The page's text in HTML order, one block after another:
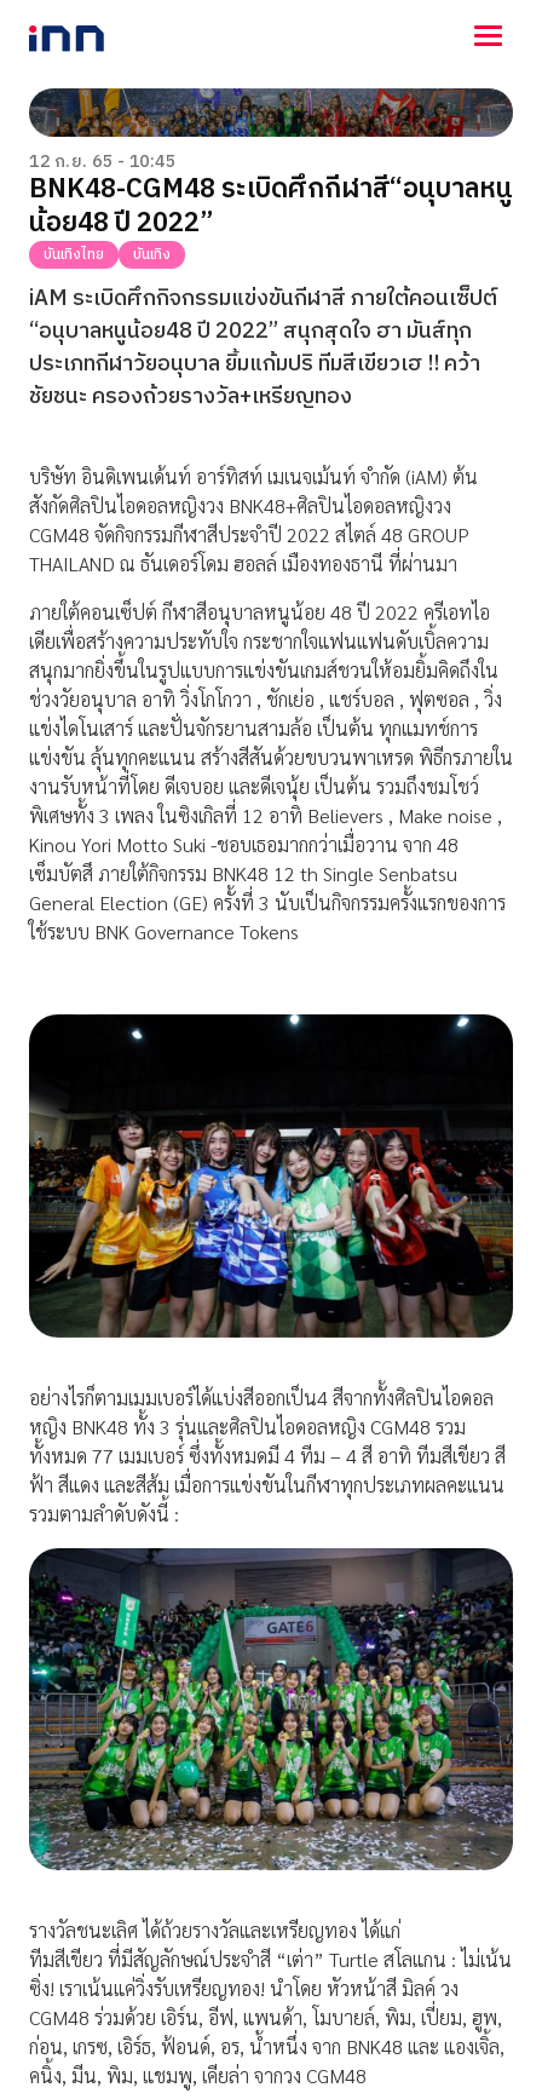
NEWS
ENTERTAINMENT
LIFESTYLE
HOROSCOPE
LOTTERY
VIDEO
ร่วมด้วยช่วยกัน
12 ก.ย. 65 - 10:45
BNK48-CGM48 ระเบิดศึกกีฬาสี“อนุบาลหนู
น้อย48 ปี 2022”
บันเทิงไทย บันเทิง
iAM ระเบิดศึกกิจกรรมแข่งขันกีฬาสี ภายใต้คอนเซ็ปต์
“อนุบาลหนูน้อย48 ปี 2022” สนุกสุดใจ ฮา มันส์ทุก
ประเภทกีฬาวัยอนุบาล ยิ้มแก้มปริ ทีมสีเขียวเฮ !! คว้า
ชัยชนะ ครองถ้วยรางวัล+เหรียญทอง
บริษัท อินดิเพนเด้นท์ อาร์ทิสท์ เมเนจเม้นท์ จำกัด (iAM) ต้น
สังกัดศิลปินไอดอลหญิงวง BNK48+ศิลปินไอดอลหญิงวง
CGM48 จัดกิจกรรมกีฬาสีประจำปี 2022 สไตล์ 48 GROUP
THAILAND ณ ธันเดอร์โดม ฮอลล์ เมืองทองธานี ที่ผ่านมา
ภายใต้คอนเซ็ปต์ กีฬาสีอนุบาลหนูน้อย 48 ปี 2022 ครีเอทไอ
เดียเพื่อสร้างความประทับใจ กระชากใจแฟนแฟนดับเบิ้ลความ
สนุกมากยิ่งขึ้นในรูปแบบการแข่งขันเกมส์ชวนให้อมยิ้มคิดถึงใน
ช่วงวัยอนุบาล อาทิ วิ่งโกโกวา , ชักเย่อ , แชร์บอล , ฟุตซอล , วิ่ง
แข่งไดโนเสาร์ และปั่นจักรยานสามล้อ เป็นต้น ทุกแมทช์การ
แข่งขัน ลุ้นทุกคะแนน สร้างสีสันด้วยขบวนพาเหรด พิธีกรภายใน
งานรับหน้าที่โดย ดีเจบอย และดีเจนุ้ย เป็นต้น รวมถึงชมโชว์
พิเศษทั้ง 3 เพลง ในซิงเกิลที่ 12 อาทิ Believers , Make noise ,
Kinou Yori Motto Suki -ชอบเธอมากกว่าเมื่อวาน จาก 48
เซ็มบัตสึ ภายใต้กิจกรรม BNK48 12 th Single Senbatsu
General Election (GE) ครั้งที่ 3 นับเป็นกิจกรรมครั้งแรกของการ
ใช้ระบบ BNK Governance Tokens
อย่างไรก็ตามเมมเบอร์ได้แบ่งสีออกเป็น4 สีจากทั้งศิลปินไอดอล
หญิง BNK48 ทั้ง 3 รุ่นและศิลปินไอดอลหญิง CGM48 รวม
ทั้งหมด 77 เมมเบอร์ ซึ่งทั้งหมดมี 4 ทีม – 4 สี อาทิ ทีมสีเขียว สี
ฟ้า สีแดง และสีส้ม เมื่อการแข่งขันในกีฬาทุกประเภทผลคะแนน
รวมตามลำดับดังนี้ :
รางวัลชนะเลิศ ได้ถ้วยรางวัลและเหรียญทอง ได้แก่
ทีมสีเขียว ที่มีสัญลักษณ์ประจำสี “เต่า” Turtle สโลแกน : ไม่เน้น
ซิ่ง! เราเน้นแค่วิ่งรับเหรียญทอง! นำโดย หัวหน้าสี มิลค์ วง
CGM48 ร่วมด้วย เอิร์น, อีฟ, แพนด้า, โมบายล์, พิม, เปี่ยม, ฮูพ,
ก่อน, เกรซ, เอิร์ธ, ฟ้อนด์, อร, น้ำหนึ่ง จาก BNK48 และ แองเจิ้ล,
คนิ้ง, มีน, พิม, แชมพู, เคียล่า จากวง CGM48